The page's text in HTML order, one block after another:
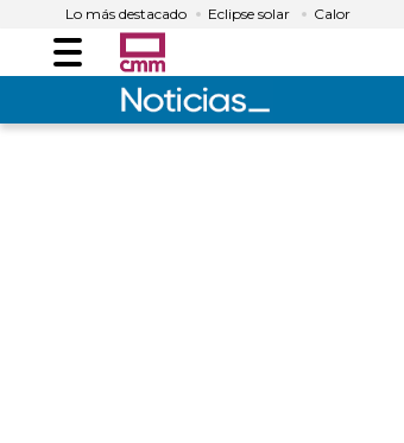
Lo más destacado Eclipse solar Calor
Menú